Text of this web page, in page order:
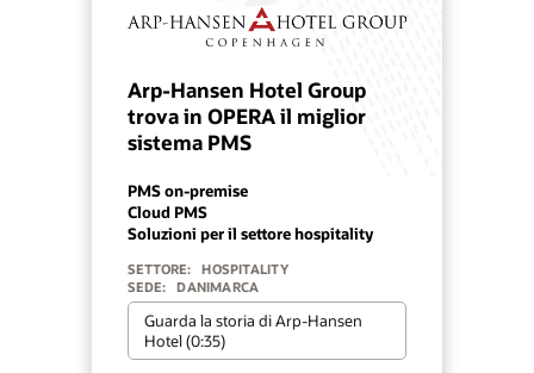
Arp-Hansen Hotel Group
trova in OPERA il miglior
sistema PMS
PMS on-premise
Cloud PMS
Soluzioni per il settore hospitality
SETTORE:
HOSPITALITY
SEDE:
DANIMARCA
Guarda la storia di Arp-Hansen
Hotel (0:35)